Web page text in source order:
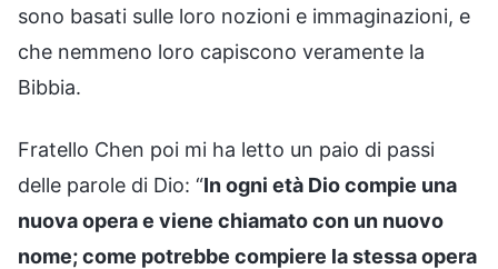
sono basati sulle loro nozioni e immaginazioni, e
che nemmeno loro capiscono veramente la
Bibbia.
Fratello Chen poi mi ha letto un paio di passi
delle parole di Dio: “In ogni età Dio compie una
nuova opera e viene chiamato con un nuovo
nome; come potrebbe compiere la stessa opera